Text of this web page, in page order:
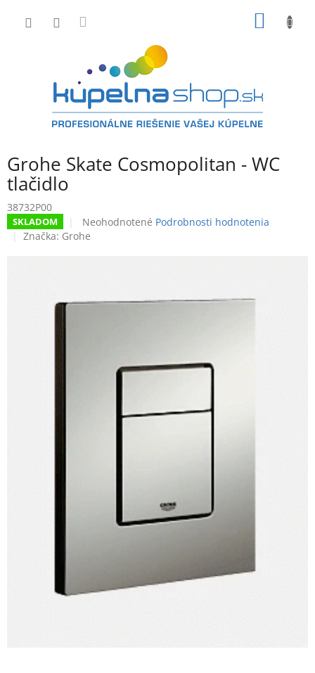
Grohe Skate Cosmopolitan - WC
tlačidlo
38732P00
SKLADOM
Priemerné
hodnotenie
5
Neohodnotené Podrobnosti hodnotenia
Značka: Grohe